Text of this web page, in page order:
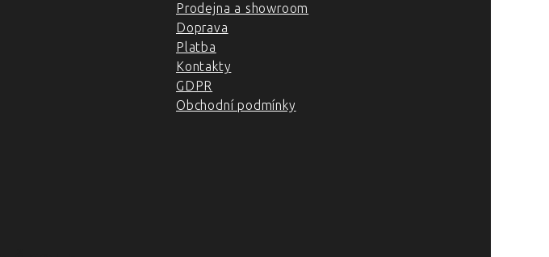
Prodejna a showroom
Doprava
Platba
Kontakty
GDPR
Obchodní podmínky